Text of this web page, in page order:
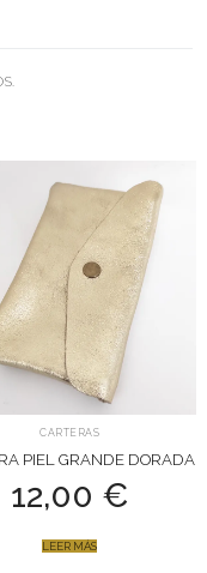
CARTERAS
PIEL GRANDE DORADA
12,00 €
LEER MÁS